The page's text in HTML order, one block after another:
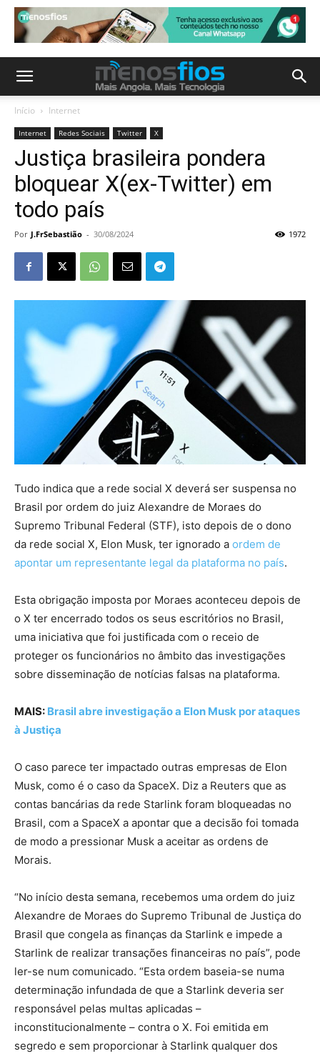
Início Internet
Internet Redes Sociais Twitter X
Justiça brasileira pondera
bloquear X(ex-Twitter) em
todo país
Por J.FrSebastião - 30/08/2024 1972
Tudo indica que a rede social X deverá ser suspensa no
Brasil por ordem do juiz Alexandre de Moraes do
Supremo Tribunal Federal (STF), isto depois de o dono
da rede social X, Elon Musk, ter ignorado a ordem de
apontar um representante legal da plataforma no país.
Esta obrigação imposta por Moraes aconteceu depois de
o X ter encerrado todos os seus escritórios no Brasil,
uma iniciativa que foi justificada com o receio de
proteger os funcionários no âmbito das investigações
sobre disseminação de notícias falsas na plataforma.
MAIS: Brasil abre investigação a Elon Musk por ataques
à Justiça
O caso parece ter impactado outras empresas de Elon
Musk, como é o caso da SpaceX. Diz a Reuters que as
contas bancárias da rede Starlink foram bloqueadas no
Brasil, com a SpaceX a apontar que a decisão foi tomada
de modo a pressionar Musk a aceitar as ordens de
Morais.
“No início desta semana, recebemos uma ordem do juiz
Alexandre de Moraes do Supremo Tribunal de Justiça do
Brasil que congela as finanças da Starlink e impede a
Starlink de realizar transações financeiras no país”, pode
ler-se num comunicado. “Esta ordem baseia-se numa
determinação infundada de que a Starlink deveria ser
responsável pelas multas aplicadas –
inconstitucionalmente – contra o X. Foi emitida em
segredo e sem proporcionar à Starlink qualquer dos